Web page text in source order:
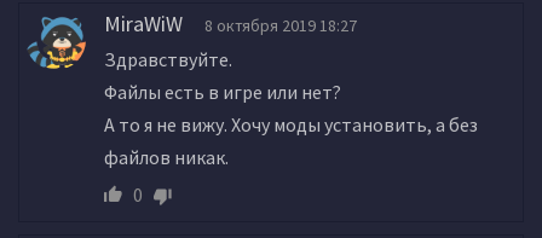
MiraWiW 8 октября 2019 18:27
Здравствуйте.
Файлы есть в игре или нет?
А то я не вижу. Хочу моды установить, а без
файлов никак.
0